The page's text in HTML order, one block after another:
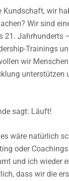
wir
Wir sind
21. Jahrhunderts
Trainings
wir
unterstützen
sagt: Läuft!
wäre natürlich
oder
und ich wieder
dass wir die